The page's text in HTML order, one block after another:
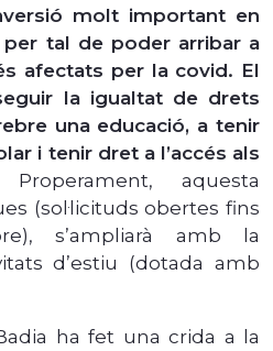
molt important en
tal de poder arribar a
afectats per la covid. El
la igualtat de drets
una educació, a tenir
i tenir dret a l’accés als
Properament, aquesta
(sol·licituds obertes fins
s’ampliarà amb la
d’estiu (dotada amb
ha fet una crida a la